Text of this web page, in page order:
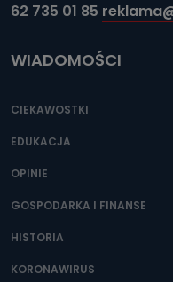
62 735 01 85
WIADOMOŚCI
CIEKAWOSTKI
EDUKACJA
OPINIE
GOSPODARKA I FINANSE
HISTORIA
KORONAWIRUS